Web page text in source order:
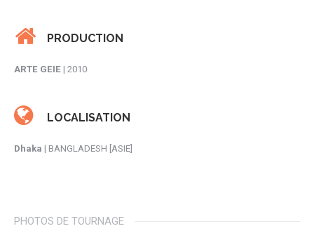
PRODUCTION
ARTE GEIE | 2010
LOCALISATION
Dhaka | BANGLADESH [ASIE]
PHOTOS DE TOURNAGE